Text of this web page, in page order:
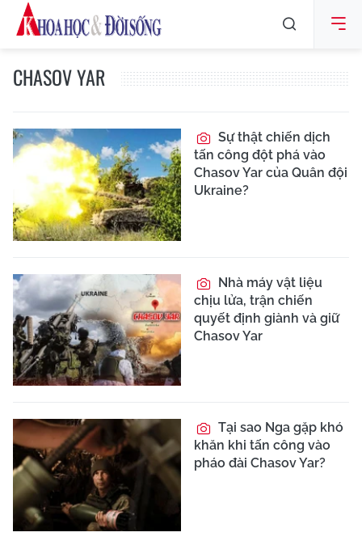
CHASOV YAR
Sự thật chiến dịch
tấn công đột phá vào
Chasov Yar của Quân đội
Ukraine?
Nhà máy vật liệu
chịu lửa, trận chiến
quyết định giành và giữ
Chasov Yar
Tại sao Nga gặp khó
khăn khi tấn công vào
pháo đài Chasov Yar?